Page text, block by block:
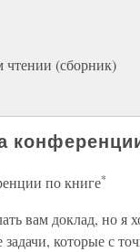
чтении (сборник)
по книге*
вам доклад, но я
задачи, которые с